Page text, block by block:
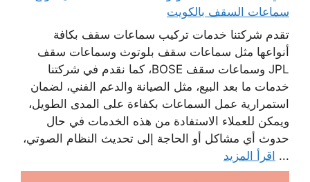
سماعات السقف بالكويت
تقدم شركتنا خدمات تركيب سماعات سقف بكافة
أنواعها مثل سماعات سقف بلوتوث وسماعات سقف
JPL وسماعات سقف BOSE، كما نقدم في شركتنا
خدمات ما بعد البيع، مثل الصيانة والدعم الفني، لضمان
استمرارية عمل السماعات بكفاءة على المدى الطويل،
ويمكن للعملاء الاستفادة من هذه الخدمات في حال
حدوث أي مشاكل أو الحاجة إلى تحديث النظام الصوتي،
... اقرأ المزيد